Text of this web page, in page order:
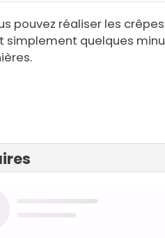
pouvez réaliser les
simplement quelques